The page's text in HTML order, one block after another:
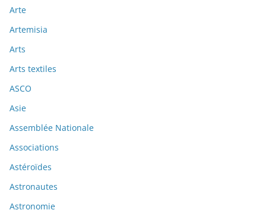
Arte
Artemisia
Arts
Arts textiles
ASCO
Asie
Assemblée Nationale
Associations
Astéroïdes
Astronautes
Astronomie